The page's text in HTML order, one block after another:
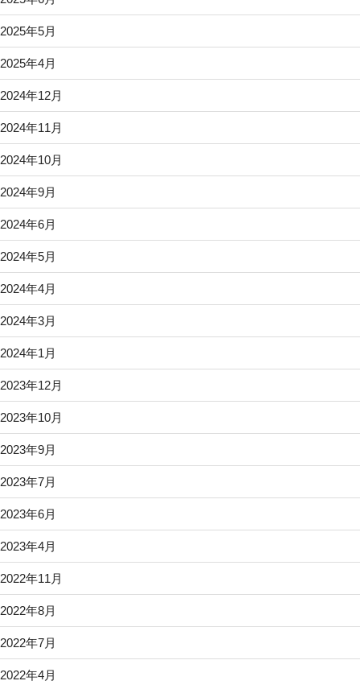
2025年5月
2025年4月
2024年12月
2024年11月
2024年10月
2024年9月
2024年6月
2024年5月
2024年4月
2024年3月
2024年1月
2023年12月
2023年10月
2023年9月
2023年7月
2023年6月
2023年4月
2022年11月
2022年8月
2022年7月
2022年4月